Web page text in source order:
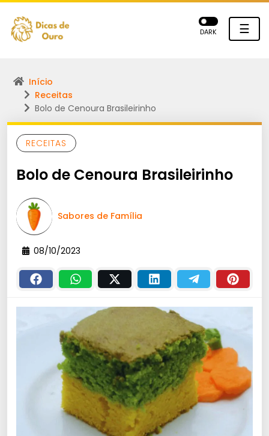
☰
DARK
Início
Receitas
Bolo de Cenoura Brasileirinho
RECEITAS
Bolo de Cenoura Brasileirinho
Sabores de Família
08/10/2023